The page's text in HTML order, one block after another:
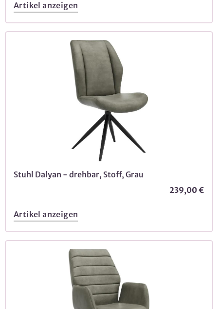
Artikel anzeigen
Stuhl Dalyan - drehbar, Stoff, Grau
239,00 €
Artikel anzeigen